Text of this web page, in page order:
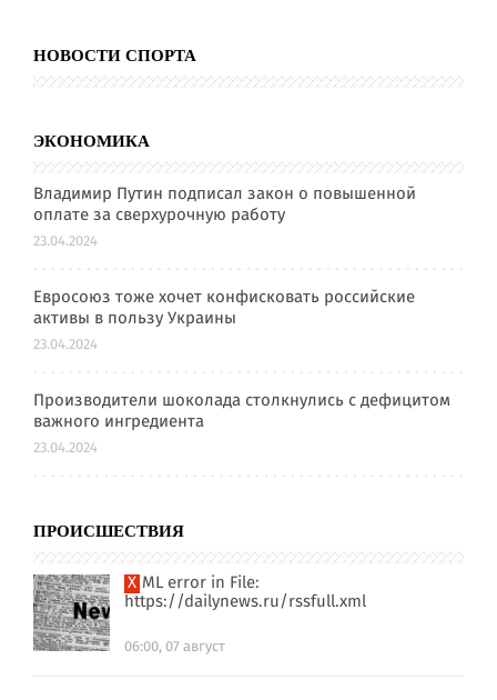
НОВОСТИ СПОРТА
ЭКОНОМИКА
Владимир Путин подписал закон о повышенной
оплате за сверхурочную работу
23.04.2024
Евросоюз тоже хочет конфисковать российские
активы в пользу Украины
23.04.2024
Производители шоколада столкнулись с дефицитом
важного ингредиента
23.04.2024
ПРОИСШЕСТВИЯ
XML error in File:
https://dailynews.ru/rssfull.xml
06:00, 07 август